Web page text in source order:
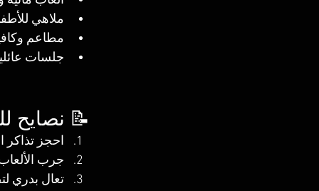
ملاهي
مطاعم
جلسات
📝 نصايح
احجز تذاكر
جرب
تعال بدري